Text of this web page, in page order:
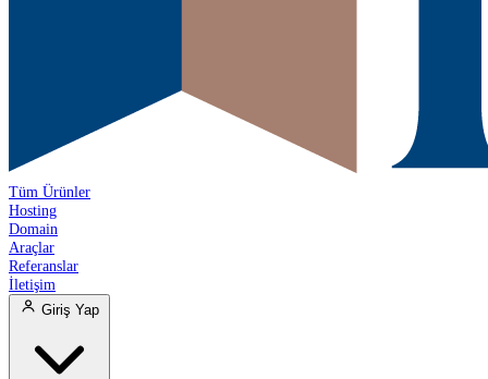
Tüm Ürünler
Hosting
Domain
Araçlar
Referanslar
İletişim
Giriş Yap